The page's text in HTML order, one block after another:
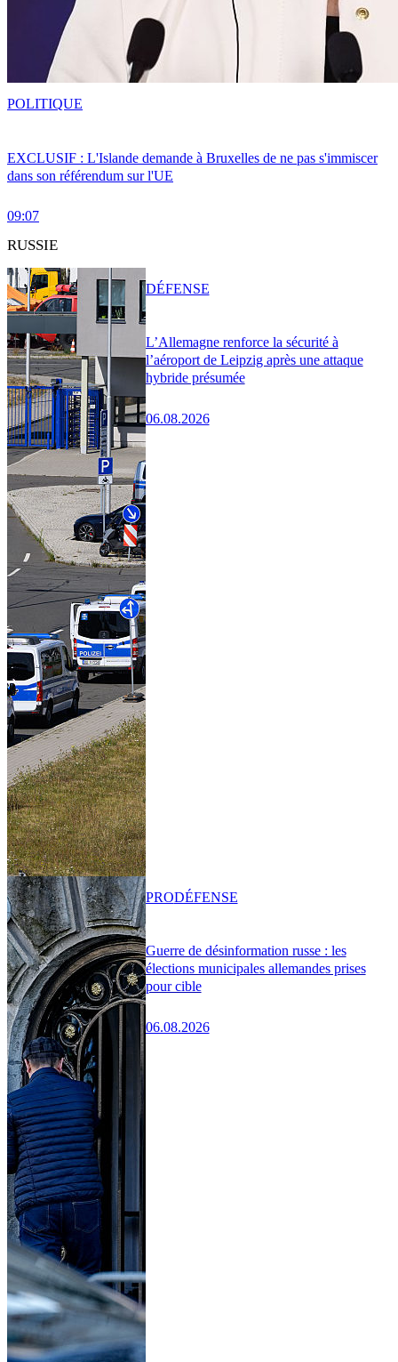
EXCLUSIF : L'Islande demande à Bruxelles de ne pas s'immiscer
dans son référendum sur l'UE
09:07
POLITIQUE
RUSSIE
L’Allemagne renforce la sécurité à
l’aéroport de Leipzig après une attaque
hybride présumée
06.08.2026
DÉFENSE
Guerre de désinformation russe : les
élections municipales allemandes prises
pour cible
06.08.2026
PRODÉFENSE